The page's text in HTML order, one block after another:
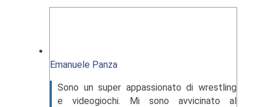
Emanuele Panza
Sono un super appassionato di wrestling
e videogiochi. Mi sono avvicinato al